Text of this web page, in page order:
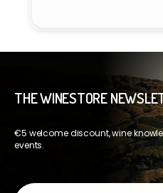
THE WINESTORE
€5 welcome discount, wine
events.
Ihre E-Mail